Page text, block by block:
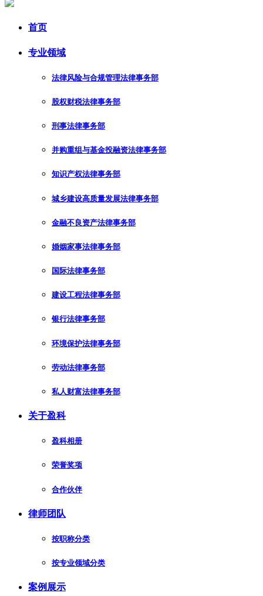
首页
专业领域
法律风险与合规管理法律事务部
股权财税法律事务部
刑事法律事务部
并购重组与基金投融资法律事务部
知识产权法律事务部
城乡建设高质量发展法律事务部
金融不良资产法律事务部
婚姻家事法律事务部
国际法律事务部
建设工程法律事务部
银行法律事务部
环境保护法律事务部
劳动法律事务部
私人财富法律事务部
关于盈科
盈科相册
荣誉奖项
合作伙伴
律师团队
按职称分类
按专业领域分类
案例展示